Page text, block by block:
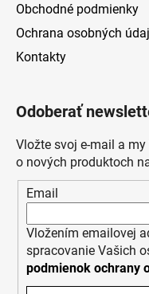
Obchodné podmienky
Ochrana osobných
Kontakty
Odoberať
Vložte svoj e-mail a
o nových produktoch
Email
Vložením emailovej
spracovanie Vašich
podmienok ochrany